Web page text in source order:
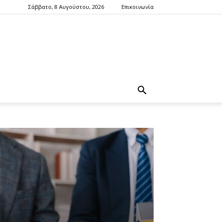
Σάββατο, 8 Αυγούστου, 2026 Επικοινωνία